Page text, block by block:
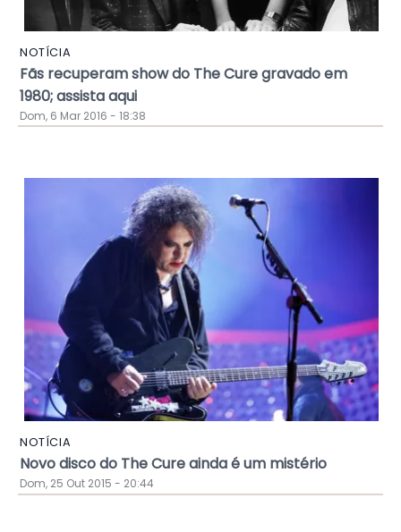
NOTÍCIA
Fãs recuperam show do The Cure gravado em
1980; assista aqui
Dom, 6 Mar 2016 - 18:38
NOTÍCIA
Novo disco do The Cure ainda é um mistério
Dom, 25 Out 2015 - 20:44